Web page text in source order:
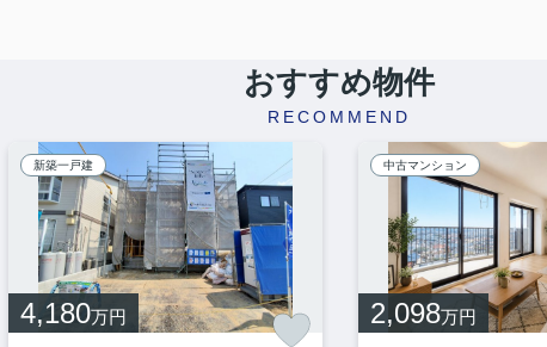
おすすめ物件
RECOMMEND
新築一戸建
4,180万円
中古マンション
2,098万円